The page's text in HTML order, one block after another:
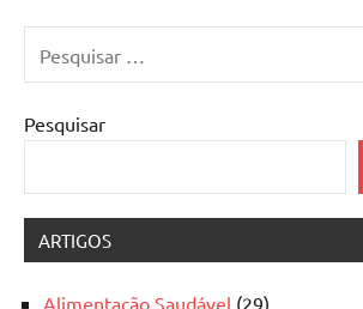
por:
Pesquisar
ARTIGOS
Alimentação Saudável (29)